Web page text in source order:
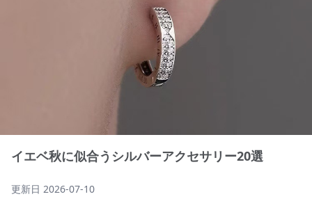
イエベ秋に似合うシルバーアクセサリー20選
更新日 2026-07-10